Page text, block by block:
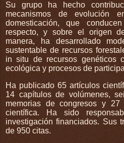
Su grupo ha hecho
mecanismos de evolución
domesticación, que
respecto, y sobre el origen
manera, ha desarrollado
sustentable de recursos
in situ de recursos genéticos
ecológica y procesos de
Ha publicado 65 artículos
14 capítulos de volúmenes,
memorias de congresos y 27
científica. Ha sido
investigación financiados. Sus
de 950 citas.